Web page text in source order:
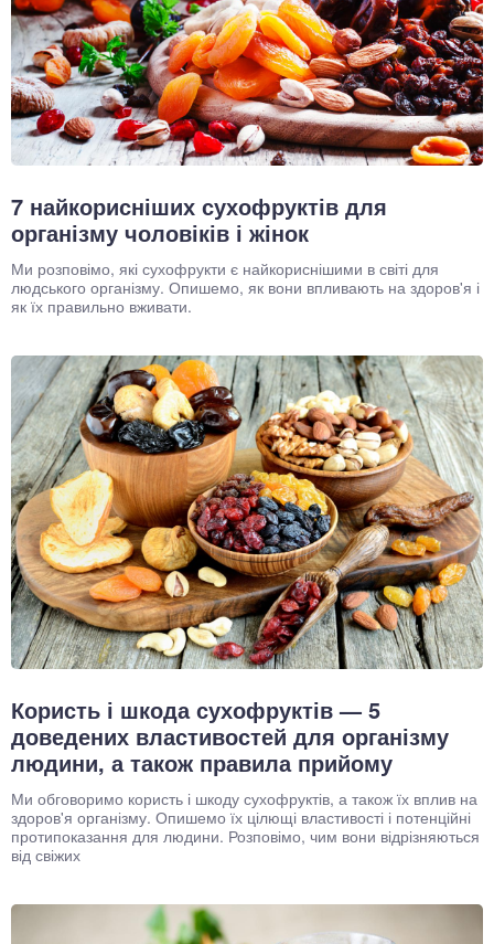
7 найкорисніших сухофруктів для
організму чоловіків і жінок
Ми розповімо, які сухофрукти є найкориснішими в світі для
людського організму. Опишемо, як вони впливають на здоров'я і
як їх правильно вживати.
Користь і шкода сухофруктів — 5
доведених властивостей для організму
людини, а також правила прийому
Ми обговоримо користь і шкоду сухофруктів, а також їх вплив на
здоров'я організму. Опишемо їх цілющі властивості і потенційні
протипоказання для людини. Розповімо, чим вони відрізняються
від свіжих
система
система
суглоби, м'язи